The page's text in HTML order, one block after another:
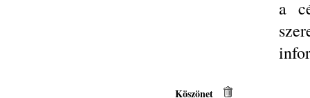
a
Köszönet